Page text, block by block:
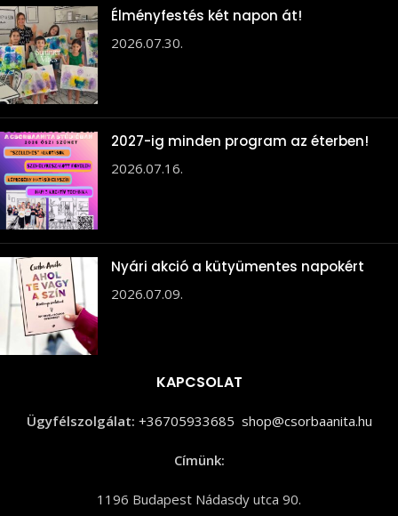
Élményfestés két napon át!
2026.07.30.
2027-ig minden program az éterben!
2026.07.16.
Nyári akció a kütyümentes napokért
2026.07.09.
KAPCSOLAT
Ügyfélszolgálat: +36705933685 shop@csorbaanita.hu
Címünk:
1196 Budapest Nádasdy utca 90.